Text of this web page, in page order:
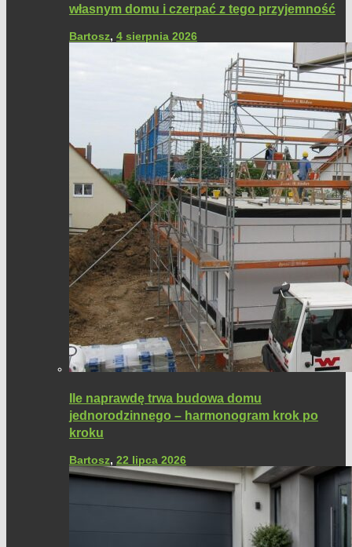
własnym domu i czerpać z tego przyjemność
Bartosz, 4 sierpnia 2026
Ile naprawdę trwa budowa domu
jednorodzinnego – harmonogram krok po
kroku
Bartosz, 22 lipca 2026